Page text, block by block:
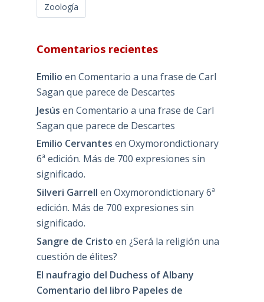
Zoología
Comentarios recientes
Emilio en Comentario a una frase de Carl
Sagan que parece de Descartes
Jesús en Comentario a una frase de Carl
Sagan que parece de Descartes
Emilio Cervantes en Oxymorondictionary
6ª edición. Más de 700 expresiones sin
significado.
Silveri Garrell en Oxymorondictionary 6ª
edición. Más de 700 expresiones sin
significado.
Sangre de Cristo en ¿Será la religión una
cuestión de élites?
El naufragio del Duchess of Albany
Comentario del libro Papeles de